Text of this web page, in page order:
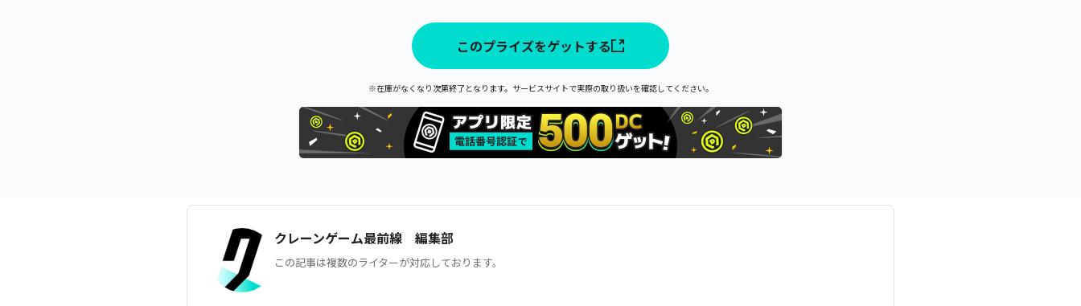
このプライズをゲットする
※在庫がなくなり次第終了となります。サービスサイトで実際の取り扱いを確認してください。
クレーンゲーム最前線 編集部
この記事は複数のライターが対応しております。